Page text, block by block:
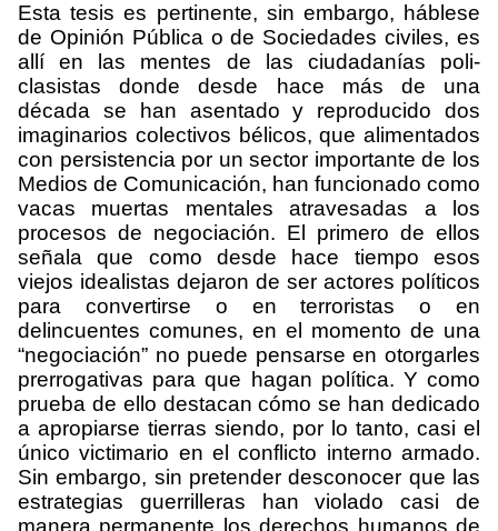
Esta tesis es pertinente, sin embargo, háblese
de Opinión Pública o de Sociedades civiles, es
allí en las mentes de las ciudadanías poli-
clasistas donde desde hace más de una
década se han asentado y reproducido dos
imaginarios colectivos bélicos, que alimentados
con persistencia por un sector importante de los
Medios de Comunicación, han funcionado como
vacas muertas mentales atravesadas a los
procesos de negociación. El primero de ellos
señala que como desde hace tiempo esos
viejos idealistas dejaron de ser actores políticos
para convertirse o en terroristas o en
delincuentes comunes, en el momento de una
“negociación” no puede pensarse en otorgarles
prerrogativas para que hagan política. Y como
prueba de ello destacan cómo se han dedicado
a apropiarse tierras siendo, por lo tanto, casi el
único victimario en el conflicto interno armado.
Sin embargo, sin pretender desconocer que las
estrategias guerrilleras han violado casi de